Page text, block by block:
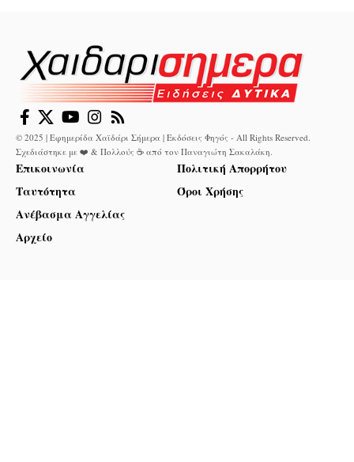
© 2025 | Εφημερίδα Χαϊδάρι Σήμερα | Εκδόσεις Φηγός - All Rights Reserved.
Σχεδιάστηκε με ❤️ & Πολλούς ☕ από τον Παναγιώτη Σακαλάκη.
Επικοινωνία
Ταυτότητα
Ανέβασμα Αγγελίας
Αρχείο
Πολιτική Απορρήτου
Όροι Χρήσης